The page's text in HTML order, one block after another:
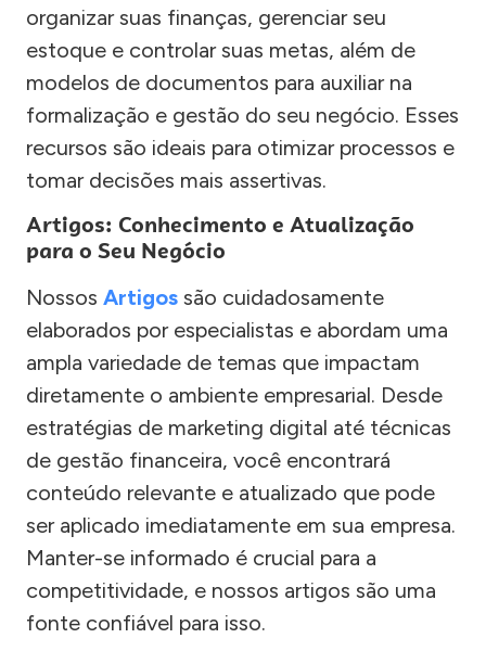
organizar suas finanças, gerenciar seu
estoque e controlar suas metas, além de
modelos de documentos para auxiliar na
formalização e gestão do seu negócio. Esses
recursos são ideais para otimizar processos e
tomar decisões mais assertivas.
Artigos: Conhecimento e Atualização
para o Seu Negócio
Nossos Artigos são cuidadosamente
elaborados por especialistas e abordam uma
ampla variedade de temas que impactam
diretamente o ambiente empresarial. Desde
estratégias de marketing digital até técnicas
de gestão financeira, você encontrará
conteúdo relevante e atualizado que pode
ser aplicado imediatamente em sua empresa.
Manter-se informado é crucial para a
competitividade, e nossos artigos são uma
fonte confiável para isso.